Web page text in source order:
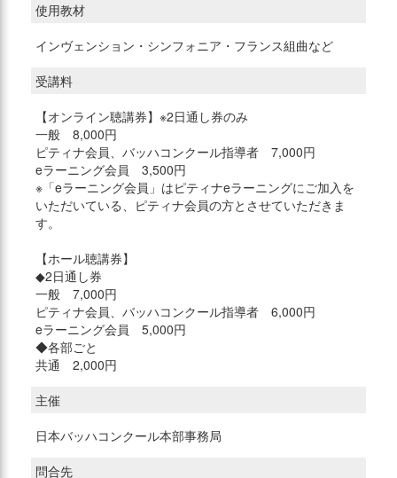
使用教材
インヴェンション・シンフォニア・フランス組曲など
受講料
【オンライン聴講券】※2日通し券のみ
一般 8,000円
ピティナ会員、バッハコンクール指導者 7,000円
eラーニング会員 3,500円
※「eラーニング会員」はピティナeラーニングにご加入を
いただいている、ピティナ会員の方とさせていただきま
す。
【ホール聴講券】
◆2日通し券
一般 7,000円
ピティナ会員、バッハコンクール指導者 6,000円
eラーニング会員 5,000円
◆各部ごと
共通 2,000円
主催
日本バッハコンクール本部事務局
問合先